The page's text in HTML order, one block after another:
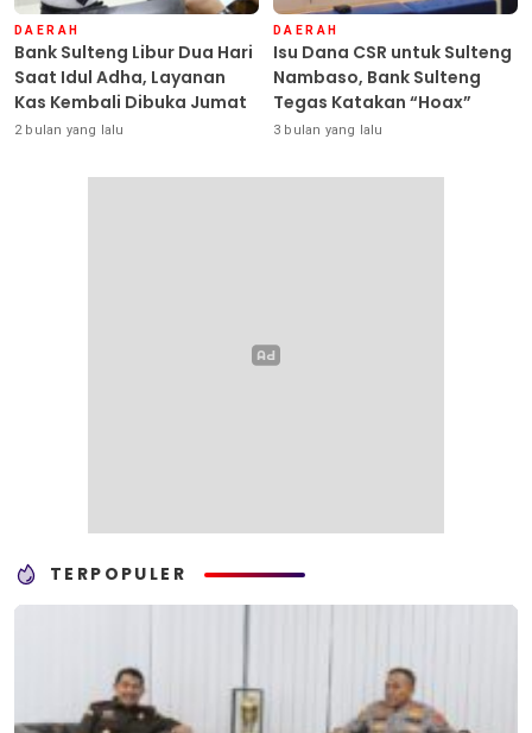
DAERAH
Bank Sulteng Libur Dua Hari
Saat Idul Adha, Layanan
Kas Kembali Dibuka Jumat
2 bulan yang lalu
DAERAH
Isu Dana CSR untuk Sulteng
Nambaso, Bank Sulteng
Tegas Katakan “Hoax”
3 bulan yang lalu
TERPOPULER